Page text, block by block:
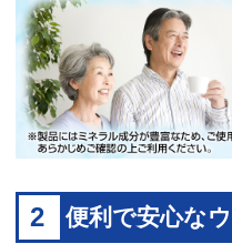
2 便利で安心な